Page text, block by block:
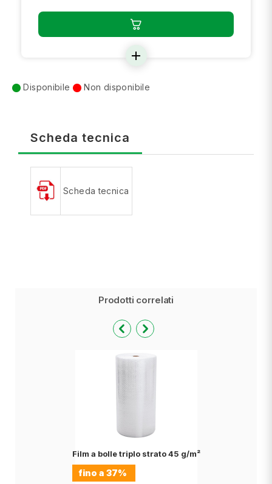
add
Disponibile Non disponibile
Scheda tecnica
Scheda tecnica
Prodotti correlati
Film a bolle triplo strato 45 g/m²
fino a 37%